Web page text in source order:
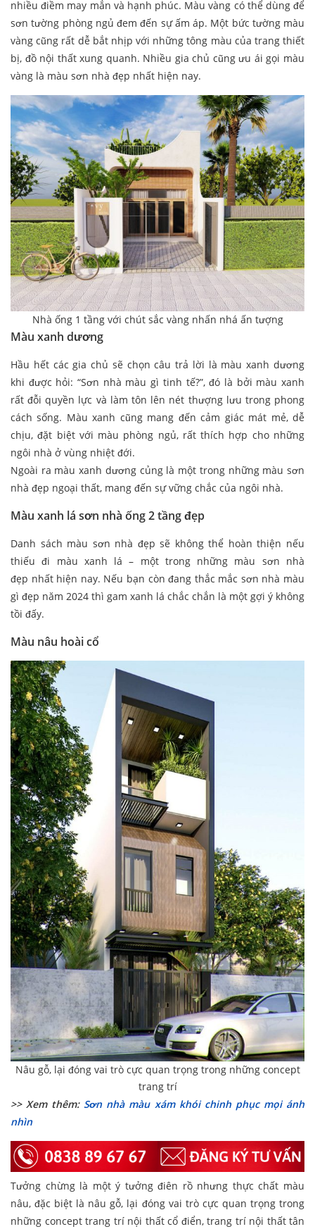
nhiều điềm may mắn và hạnh phúc. Màu vàng có thể dùng để
sơn tường phòng ngủ đem đến sự ấm áp. Một bức tường màu
vàng cũng rất dễ bắt nhịp với những tông màu của trang thiết
bị, đồ nội thất xung quanh. Nhiều gia chủ cũng ưu ái gọi màu
vàng là màu sơn nhà đẹp nhất hiện nay.
Nhà ống 1 tầng với chút sắc vàng nhấn nhá ấn tượng
Màu xanh dương
Hầu hết các gia chủ sẽ chọn câu trả lời là màu xanh dương
khi được hỏi: “Sơn nhà màu gì tinh tế?”, đó là bởi màu xanh
rất đỗi quyền lực và làm tôn lên nét thượng lưu trong phong
cách sống. Màu xanh cũng mang đến cảm giác mát mẻ, dễ
chịu, đặt biệt với màu phòng ngủ, rất thích hợp cho những
ngôi nhà ở vùng nhiệt đới.
Ngoài ra màu xanh dương củng là một trong những màu sơn
nhà đẹp ngoại thất, mang đến sự vững chắc của ngôi nhà.
Màu xanh lá sơn nhà ống 2 tầng đẹp
Danh sách màu sơn nhà đẹp sẽ không thể hoàn thiện nếu
thiếu đi màu xanh lá – một trong những màu sơn nhà
đẹp nhất hiện nay. Nếu bạn còn đang thắc mắc sơn nhà màu
gì đẹp năm 2024 thì gam xanh lá chắc chắn là một gợi ý không
tồi đấy.
Màu nâu hoài cổ
Nâu gỗ, lại đóng vai trò cực quan trọng trong những concept
trang trí
>> Xem thêm:Sơn nhà màu xám khói chinh phục mọi ánh
nhìn
Tưởng chừng là một ý tưởng điên rồ nhưng thực chất màu
nâu, đặc biệt là nâu gỗ, lại đóng vai trò cực quan trọng trong
những concept trang trí nội thất cổ điển, trang trí nội thất tân